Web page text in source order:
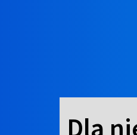
Dla